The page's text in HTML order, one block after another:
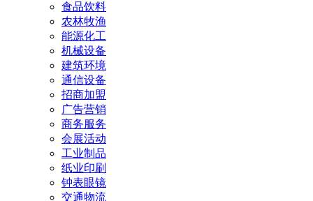
食品饮料
农林牧渔
能源化工
机械设备
建筑环境
通信设备
招商加盟
广告营销
商务服务
会展活动
工业制品
纸业印刷
钟表眼镜
交通物流